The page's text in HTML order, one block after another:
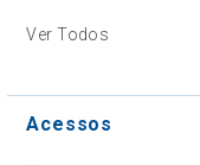
Ver Todos
Acessos